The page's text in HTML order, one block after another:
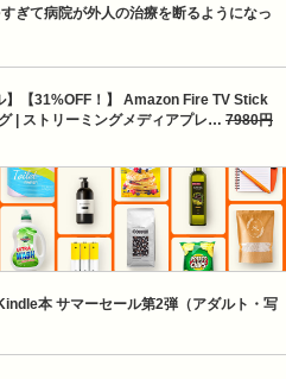
ぎて病院が外人の治療を断るようになっ
【31%OFF！】 Amazon Fire TV Stick
| ストリーミングメディアプレ… 7980円
本 サマーセール第2弾（アダルト・写